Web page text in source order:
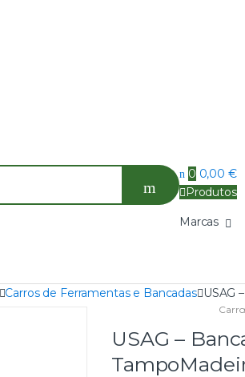
0 0,00 €
Produtos
Marcas
Carros de Ferramentas e Bancadas USAG
USAG –